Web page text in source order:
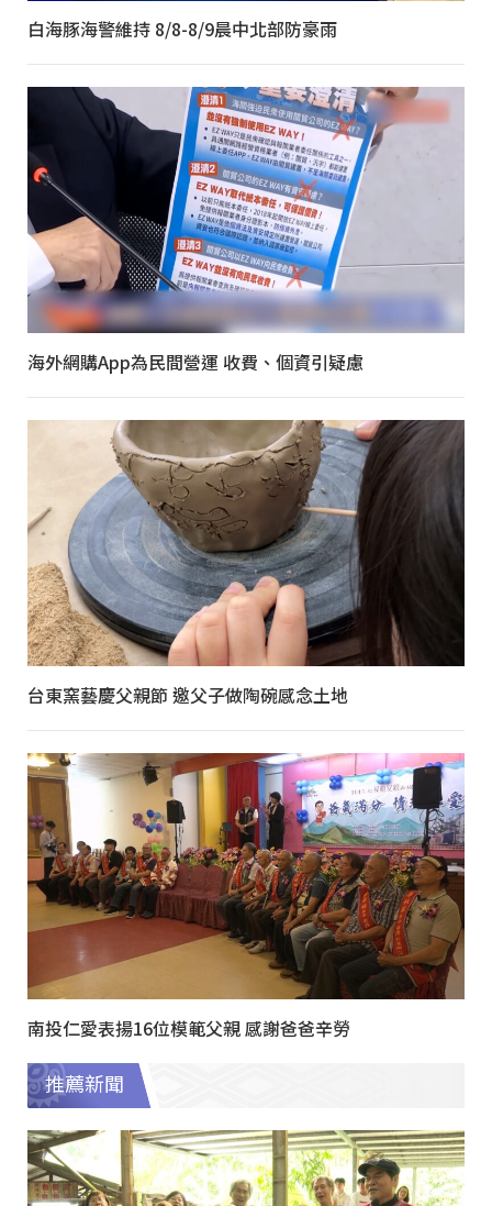
白海豚海警維持 8/8-8/9晨中北部防豪雨
海外網購App為民間營運 收費、個資引疑慮
台東窯藝慶父親節 邀父子做陶碗感念土地
南投仁愛表揚16位模範父親 感謝爸爸辛勞
推薦新聞